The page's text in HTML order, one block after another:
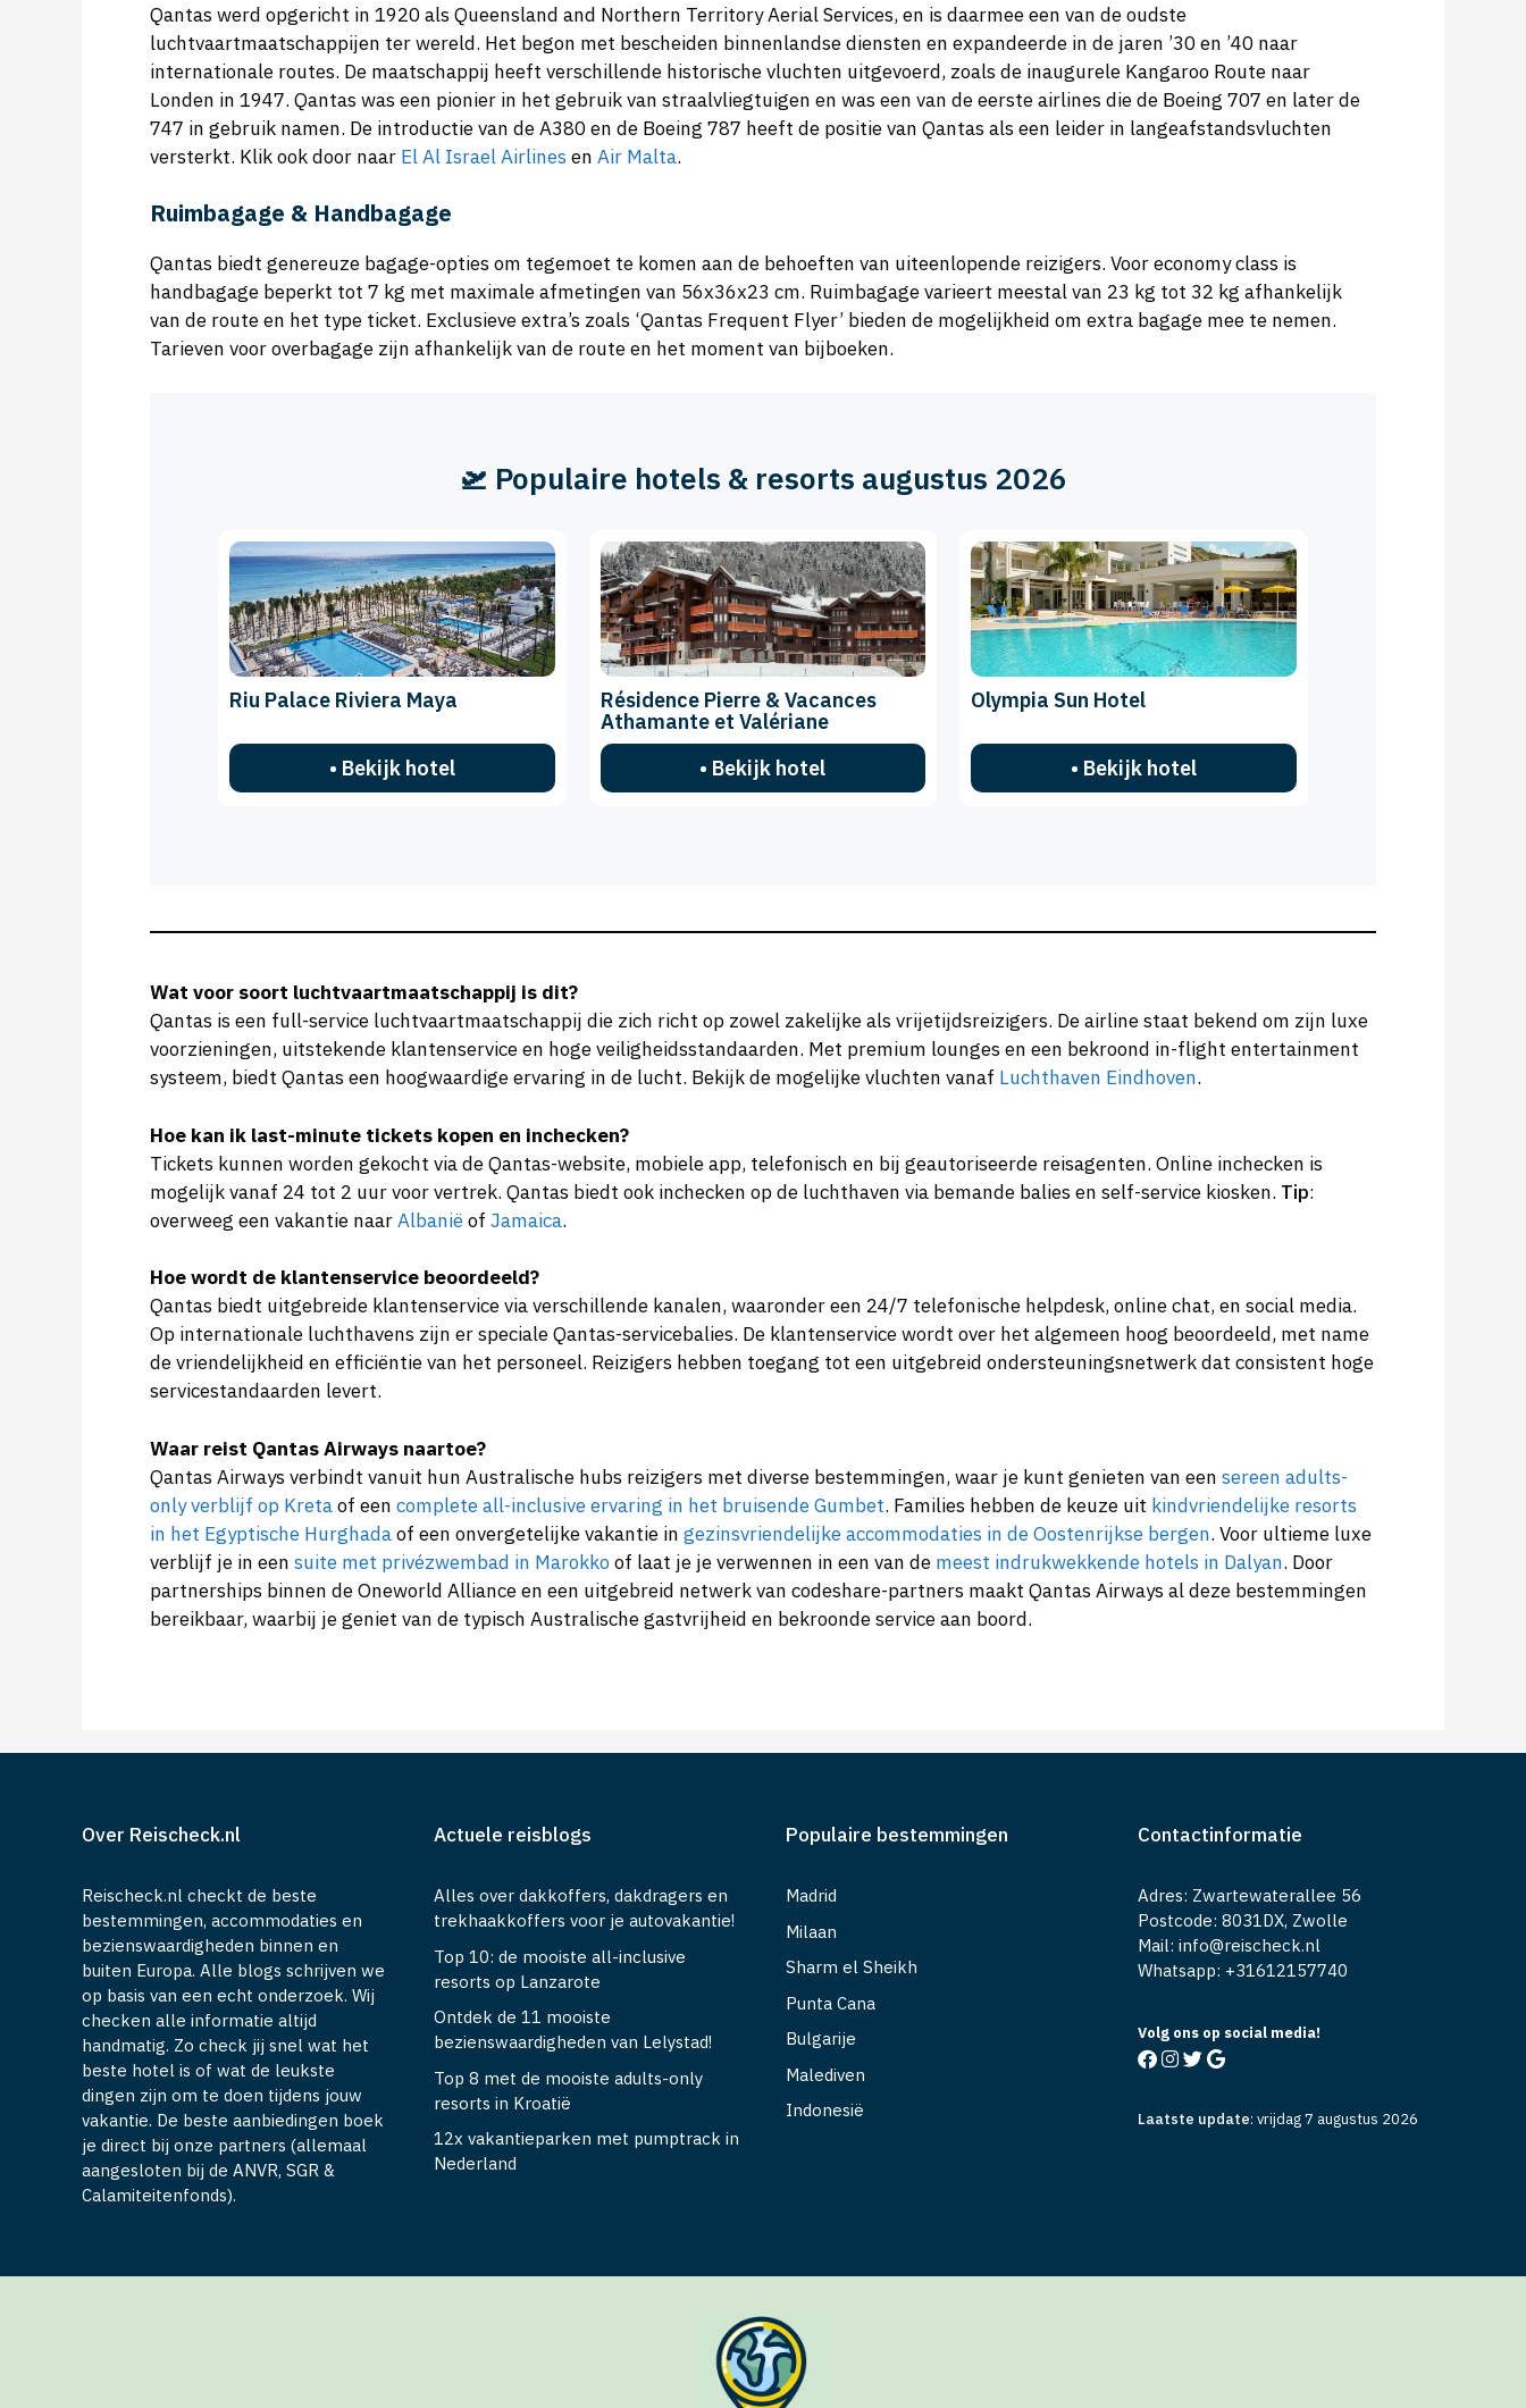
Qantas werd opgericht in 1920 als Queensland and Northern Territory Aerial Services, en is daarmee een van de oudste
luchtvaartmaatschappijen ter wereld. Het begon met bescheiden binnenlandse diensten en expandeerde in de jaren ’30 en ’40 naar
internationale routes. De maatschappij heeft verschillende historische vluchten uitgevoerd, zoals de inaugurele Kangaroo Route naar
Londen in 1947. Qantas was een pionier in het gebruik van straalvliegtuigen en was een van de eerste airlines die de Boeing 707 en later de
747 in gebruik namen. De introductie van de A380 en de Boeing 787 heeft de positie van Qantas als een leider in langeafstandsvluchten
versterkt. Klik ook door naar El Al Israel Airlines en Air Malta.
Ruimbagage & Handbagage
Qantas biedt genereuze bagage-opties om tegemoet te komen aan de behoeften van uiteenlopende reizigers. Voor economy class is
handbagage beperkt tot 7 kg met maximale afmetingen van 56x36x23 cm. Ruimbagage varieert meestal van 23 kg tot 32 kg afhankelijk
van de route en het type ticket. Exclusieve extra’s zoals ‘Qantas Frequent Flyer’ bieden de mogelijkheid om extra bagage mee te nemen.
Tarieven voor overbagage zijn afhankelijk van de route en het moment van bijboeken.
🛫 Populaire hotels & resorts augustus 2026
Riu Palace Riviera Maya
• Bekijk hotel
Résidence Pierre & Vacances
Athamante et Valériane
• Bekijk hotel
Olympia Sun Hotel
• Bekijk hotel
Wat voor soort luchtvaartmaatschappij is dit?
Qantas is een full-service luchtvaartmaatschappij die zich richt op zowel zakelijke als vrijetijdsreizigers. De airline staat bekend om zijn luxe
voorzieningen, uitstekende klantenservice en hoge veiligheidsstandaarden. Met premium lounges en een bekroond in-flight entertainment
systeem, biedt Qantas een hoogwaardige ervaring in de lucht. Bekijk de mogelijke vluchten vanaf Luchthaven Eindhoven.
Hoe kan ik last-minute tickets kopen en inchecken?
Tickets kunnen worden gekocht via de Qantas-website, mobiele app, telefonisch en bij geautoriseerde reisagenten. Online inchecken is
mogelijk vanaf 24 tot 2 uur voor vertrek. Qantas biedt ook inchecken op de luchthaven via bemande balies en self-service kiosken. Tip:
overweeg een vakantie naarAlbaniëof Jamaica.
Hoe wordt de klantenservice beoordeeld?
Qantas biedt uitgebreide klantenservice via verschillende kanalen, waaronder een 24/7 telefonische helpdesk, online chat, en social media.
Op internationale luchthavens zijn er speciale Qantas-servicebalies. De klantenservice wordt over het algemeen hoog beoordeeld, met name
de vriendelijkheid en efficiëntie van het personeel. Reizigers hebben toegang tot een uitgebreid ondersteuningsnetwerk dat consistent hoge
servicestandaarden levert.
Waar reist Qantas Airways naartoe?
Qantas Airways verbindt vanuit hun Australische hubs reizigers met diverse bestemmingen, waar je kunt genieten van een sereen adults-
only verblijf op Kretaof een complete all-inclusive ervaring in het bruisende Gumbet. Families hebben de keuze uit kindvriendelijke resorts
in het Egyptische Hurghadaof een onvergetelijke vakantie in gezinsvriendelijke accommodaties in de Oostenrijkse bergen. Voor ultieme luxe
verblijf je in een suite met privézwembad in Marokkoof laat je je verwennen in een van de meest indrukwekkende hotels in Dalyan. Door
partnerships binnen de Oneworld Alliance en een uitgebreid netwerk van codeshare-partners maakt Qantas Airways al deze bestemmingen
bereikbaar, waarbij je geniet van de typisch Australische gastvrijheid en bekroonde service aan boord.
Over Reischeck.nl
Reischeck.nl checkt de beste
bestemmingen, accommodaties en
bezienswaardigheden binnen en
buiten Europa. Alle blogs schrijven we
op basis van een echt onderzoek. Wij
checken alle informatie altijd
handmatig. Zo check jij snel wat het
beste hotel is of wat de leukste
dingen zijn om te doen tijdens jouw
vakantie. De beste aanbiedingen boek
je direct bij onze partners (allemaal
aangesloten bij de ANVR, SGR &
Calamiteitenfonds).
Actuele reisblogs
Alles over dakkoffers, dakdragers en
trekhaakkoffers voor je autovakantie!
Top 10: de mooiste all-inclusive
resorts op Lanzarote
Ontdek de 11 mooiste
bezienswaardigheden van Lelystad!
Top 8 met de mooiste adults-only
resorts in Kroatië
12x vakantieparken met pumptrack in
Nederland
Populaire bestemmingen
Madrid
Milaan
Sharm el Sheikh
Punta Cana
Bulgarije
Malediven
Indonesië
Contactinformatie
Adres: Zwartewaterallee 56
Postcode: 8031DX, Zwolle
Mail: info@reischeck.nl
Whatsapp: +31612157740
Volg ons op social media!
Laatste update: vrijdag 7 augustus 2026